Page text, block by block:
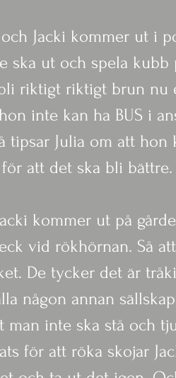
och Jacki kommer ut i
ska ut och spela kubb
riktigt riktigt brun nu
inte kan ha BUS i
tipsar Julia om att
att det ska bli
kommer ut på
vid rökhörnan. Så
De tycker det är
någon annan
man inte ska stå och
för att röka skojar